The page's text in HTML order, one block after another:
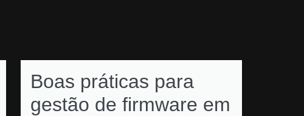
Boas práticas para
gestão de firmware em